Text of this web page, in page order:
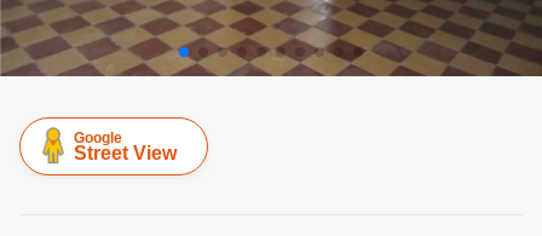
Google
Street View